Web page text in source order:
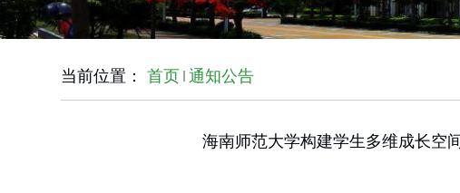
当前位置： 首页 通知公告
海南师范大学构建学生多维成长空